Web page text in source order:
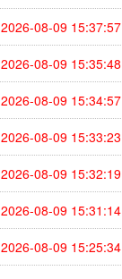
2026-08-09 15:37:57
2026-08-09 15:35:48
2026-08-09 15:34:57
2026-08-09 15:33:23
2026-08-09 15:32:19
2026-08-09 15:31:14
2026-08-09 15:25:34